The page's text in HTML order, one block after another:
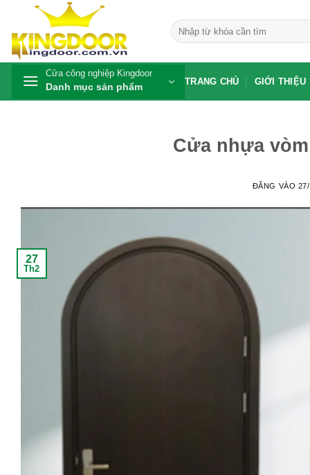
nội
dung
Tìm
kiếm:
Cửa công nghiệp Kingdoor
Danh mục sản phẩm TRANG CHỦ GIỚI THIỆU
Cửa nhựa
ĐĂNG VÀO
27
Th2